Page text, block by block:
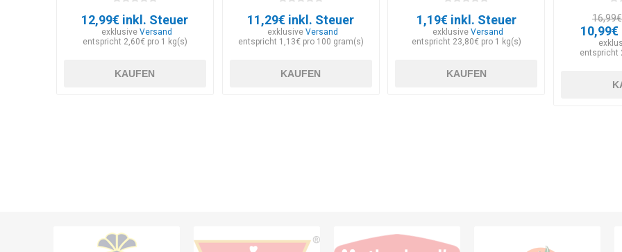
12,99€ inkl. Steuer
exklusive Versand
entspricht 2,60€ pro 1 kg(s)
KAUFEN
11,29€ inkl. Steuer
exklusive Versand
entspricht 1,13€ pro 100 gram(s)
KAUFEN
1,19€ inkl. Steuer
exklusiveVersand
entspricht 23,80€ pro 1 kg(s)
KAUFEN
entspricht